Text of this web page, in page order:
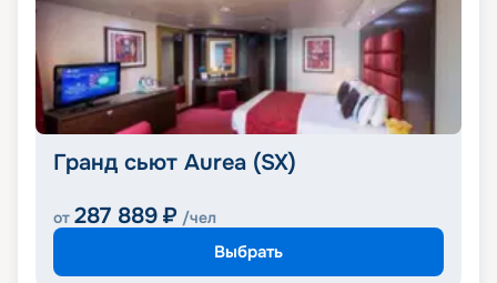
Гранд сьют Aurea (SX)
от 287 889 ₽ /чел
Выбрать